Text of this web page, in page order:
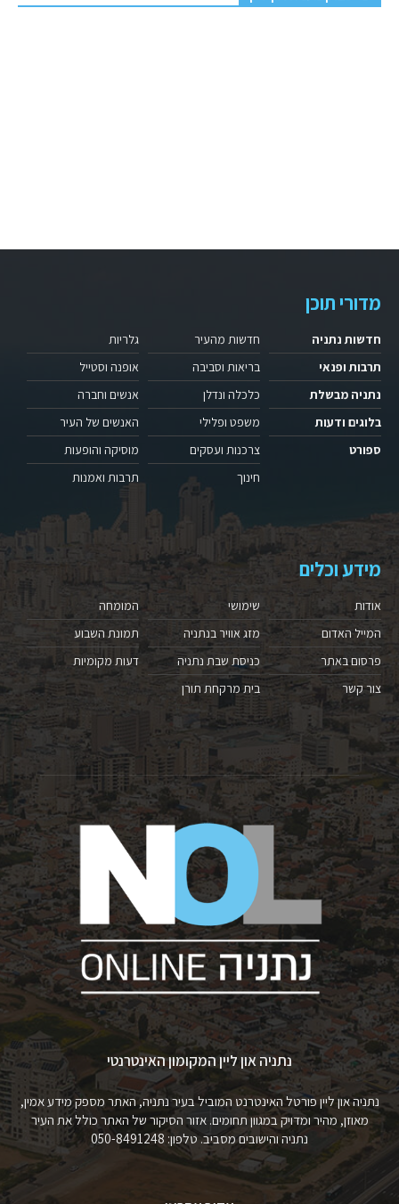
מדורי תוכן
חדשות נתניה
תרבות ופנאי
נתניה מבשלת
בלוגים ודעות
ספורט
חדשות מהעיר
בריאות וסביבה
כלכלה ונדלן
משפט ופלילי
צרכנות ועסקים
חינוך
גלריות
אופנה וסטייל
אנשים וחברה
האנשים של העיר
מוסיקה והופעות
תרבות ואמנות
מידע וכלים
אודות
המייל האדום
פרסום באתר
צור קשר
שימושי
מזג אוויר בנתניה
כניסת שבת נתניה
בית מרקחת תורן
המומחה
תמונת השבוע
דעות מקומיות
נתניה און ליין המקומון האינטרנטי
נתניה און ליין פורטל האינטרנט המוביל בעיר נתניה, האתר מספק מידע אמין,
מאוזן, מהיר ומדויק במגוון תחומים. אזור הסיקור של האתר כולל את העיר
נתניה והישובים מסביב. טלפון: 050-8491248